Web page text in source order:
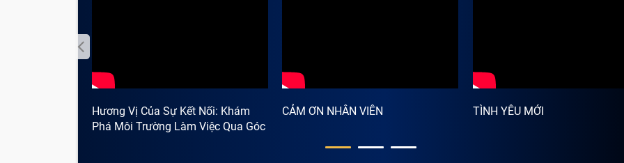
Một chiếc smartphone chứa rất nhiều linh kiện, bộ phận. Nếu một trong chúng bị lỗi, hỏng thì bạn
không ít phiền toái, rắc rối khi sử dụng; nghiêm trọng hơn có thể phải thay máy mới nếu không sửa
thời. Vậy các lỗi, hỏng linh kiện cần mang sửa chữa điện thoại là gì?
Hương Vị Của Sự Kết Nối: Khám
Phá Môi Trường Làm Việc Qua Góc
CẢM ƠN NHÂN VIÊN TÌNH YÊU MỚI